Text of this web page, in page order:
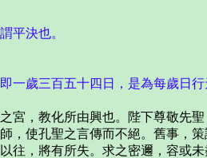
平決也。
三百五十四日，是為每歲日行
教化所由興也。陛下尊敬先聖
使孔聖之言傳而不絕。舊事，
，將有所失。求之密邇，容或